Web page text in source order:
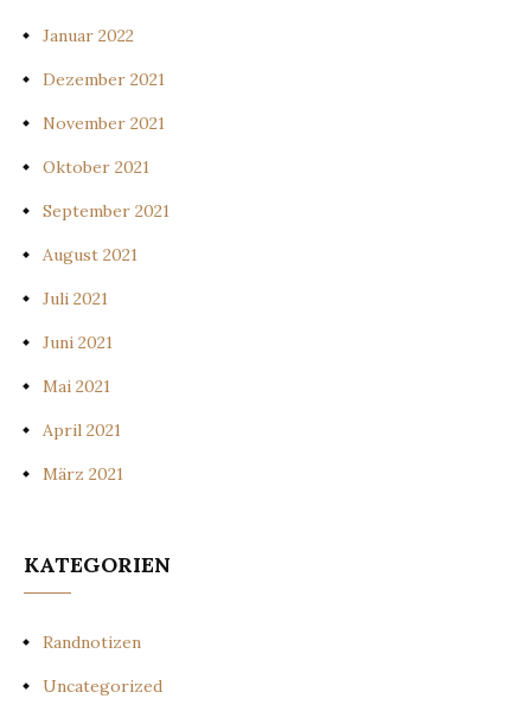
Januar 2022
Dezember 2021
November 2021
Oktober 2021
September 2021
August 2021
Juli 2021
Juni 2021
Mai 2021
April 2021
März 2021
KATEGORIEN
Randnotizen
Uncategorized